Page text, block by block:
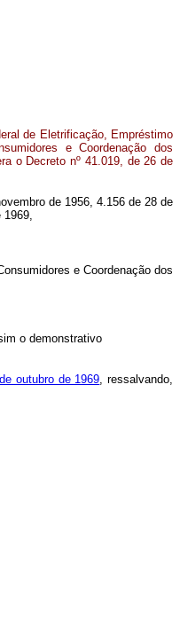
de Eletrificação, Empréstimo
e Coordenação dos
o Decreto nº 41.019, de 26 de
de 1956, 4.156 de 28 de
1969,
e Coordenação dos
o demonstrativo
outubro de 1969, ressalvando,